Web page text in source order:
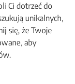
Ci dotrzeć do
unikalnych,
się, że Twoje
aby